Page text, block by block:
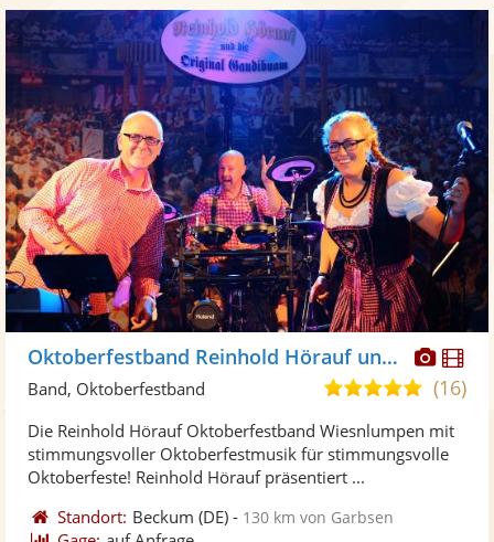
Fotos
Oktoberfestband Reinhold Hörauf und die Wiesnlumpen
5,0
5
(16)
Band, Oktoberfestband
Die Reinhold Hörauf Oktoberfestband Wiesnlumpen mit
stimmungsvoller Oktoberfestmusik für stimmungsvolle
Oktoberfeste! Reinhold Hörauf präsentiert ...
Standort: Beckum (DE) - 130 km von Garbsen